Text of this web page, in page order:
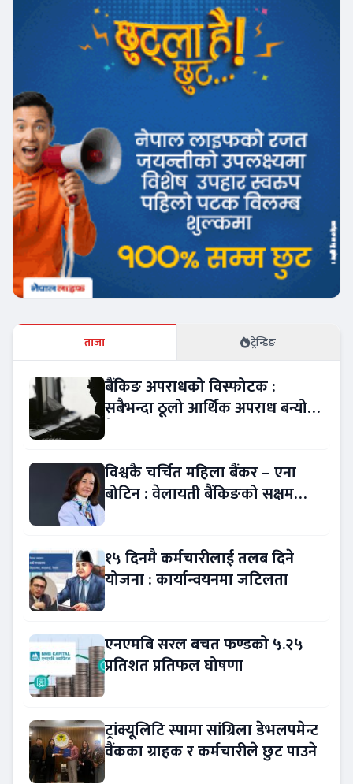
ताजा ट्रेन्डिङ
बैंकिङ अपराधको विस्फोटक :
सबैभन्दा ठूलो आर्थिक अपराध बन्यो
विश्वकै चर्चित महिला बैंकर – एना
बोटिन : वेलायती बैंकिङको सक्षम
१५ दिनमै कर्मचारीलाई तलब दिने
योजना : कार्यान्वयनमा जटिलता
एनएमबि सरल बचत फण्डको ५.२५
प्रतिशत प्रतिफल घोषणा
ट्रांक्यूलिटि स्पामा सांग्रिला डेभलपमेन्ट
वैंकका ग्राहक र कर्मचारीले छुट पाउने